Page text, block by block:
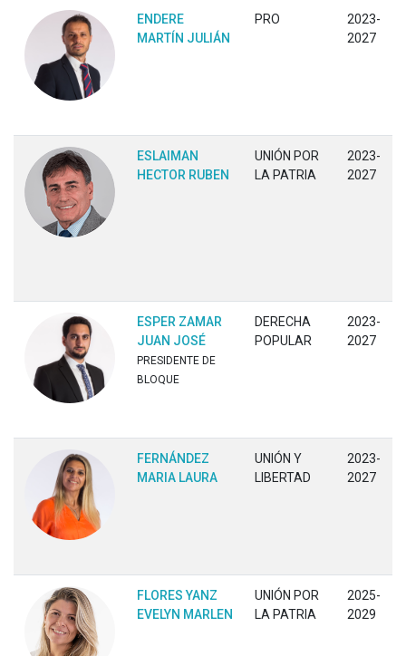
ENDERE
MARTÍN JULIÁN
PRO
2023-
2027
ESLAIMAN
HECTOR RUBEN
UNIÓN POR
LA PATRIA
2023-
2027
ESPER ZAMAR
JUAN JOSÉ
PRESIDENTE DE
BLOQUE
DERECHA
POPULAR
2023-
2027
FERNÁNDEZ
MARIA LAURA
UNIÓN Y
LIBERTAD
2023-
2027
FLORES YANZ
EVELYN MARLEN
UNIÓN POR
LA PATRIA
2025-
2029